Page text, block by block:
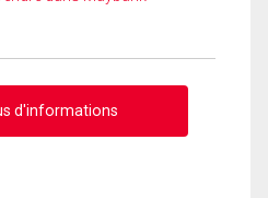
d'informations